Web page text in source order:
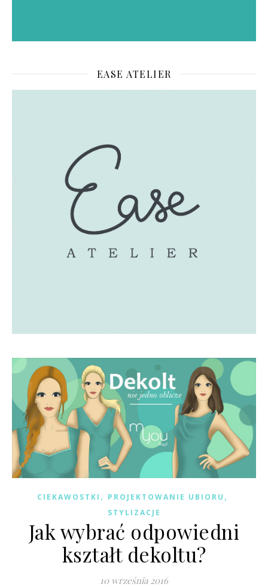
EASE ATELIER
CIEKAWOSTKI , PROJEKTOWANIE UBIORU ,
STYLIZACJE
Jak wybrać odpowiedni
kształt dekoltu?
10 września 2016